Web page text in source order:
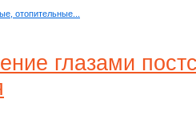
отопительные...
глазами